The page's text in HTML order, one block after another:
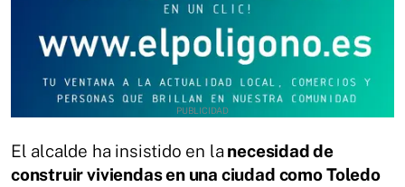
El alcalde ha insistido en la necesidad de
construir viviendas en una ciudad como Toledo